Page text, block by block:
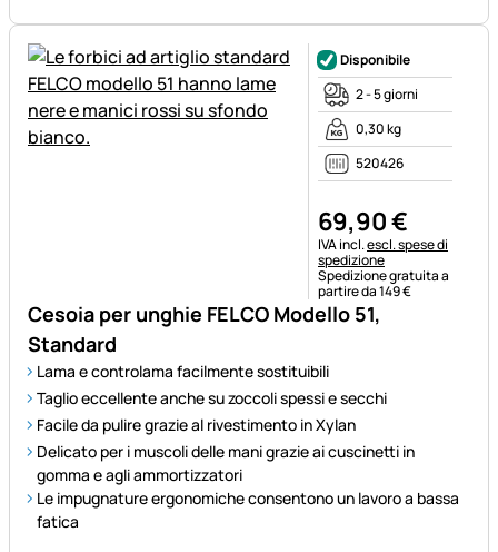
Cesoia per unghie FELCO Modello 51,
Standard
Lama e controlama facilmente sostituibili
Taglio eccellente anche su zoccoli spessi e secchi
Facile da pulire grazie al rivestimento in Xylan
Delicato per i muscoli delle mani grazie ai cuscinetti in
gomma e agli ammortizzatori
Le impugnature ergonomiche consentono un lavoro a bassa
fatica
Disponibile
2 - 5 giorni
0,30 kg
520426
69,90€
Informazioni fiscali:
IVA incl.escl. spese di
spedizione
Spedizione gratuita a
partire da 149 €